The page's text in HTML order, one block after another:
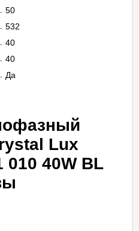
50
532
40
40
Да
Lux
010 40W BL